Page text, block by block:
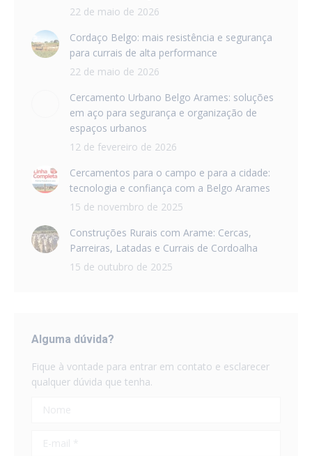
22 de maio de 2026
Cordaço Belgo: mais resistência e segurança
para currais de alta performance
22 de maio de 2026
Cercamento Urbano Belgo Arames: soluções
em aço para segurança e organização de
espaços urbanos
12 de fevereiro de 2026
Cercamentos para o campo e para a cidade:
tecnologia e confiança com a Belgo Arames
15 de novembro de 2025
Construções Rurais com Arame: Cercas,
Parreiras, Latadas e Currais de Cordoalha
15 de outubro de 2025
Alguma dúvida?
Fique à vontade para entrar em contato e esclarecer
qualquer dúvida que tenha.
Nome
E-mail *